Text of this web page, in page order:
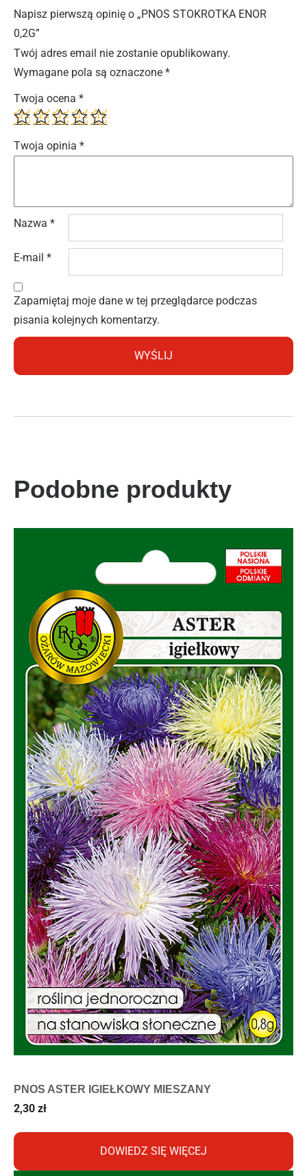
Napisz pierwszą opinię o „PNOS STOKROTKA ENOR
0,2G”
Twój adres email nie zostanie opublikowany.
Wymagane pola są oznaczone *
Twoja ocena *
Twoja opinia *
Nazwa *
E-mail *
Zapamiętaj moje dane w tej przeglądarce podczas
pisania kolejnych komentarzy.
Podobne produkty
PNOS ASTER IGIEŁKOWY MIESZANY
2,30 zł
DOWIEDZ SIĘ WIĘCEJ